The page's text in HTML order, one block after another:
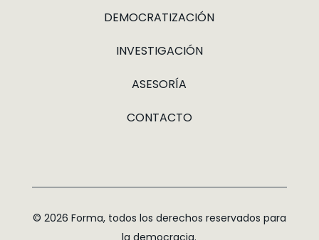
DEMOCRATIZACIÓN
INVESTIGACIÓN
ASESORÍA
CONTACTO
© 2026 Forma, todos los derechos reservados para
la democracia.